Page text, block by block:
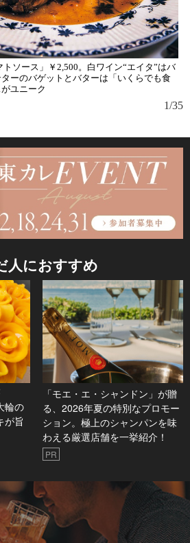
トソース」￥2,500。白ワイン“エイタ”はバ
ーのバゲットとバターは「いくらでも食
ユニーク
1/35
人におすすめ
輪の
が旨
「モエ・エ・シャンドン」が贈
る、2026年夏の特別なプロモー
ション。極上のシャンパンを味
わえる厳選店舗を一挙紹介！
PR